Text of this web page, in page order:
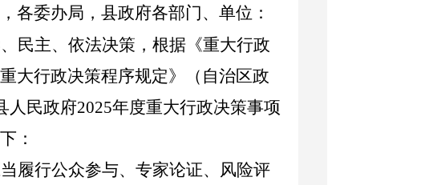
各委办局，县政府各部门、单位：
民主、依法决策，根据《重大行政
大行政决策程序规定》（自治区政
人民政府2025年度重大行政决策事项
：
履行公众参与、专家论证、风险评